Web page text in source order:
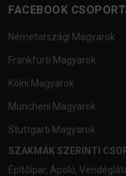
FACEBOOK
Németországi Magyarok
Frankfurti Magyarok
Kölni Magyarok
Müncheni Magyarok
Stuttgarti Magyarok
SZAKMÁK SZERINTI
Építőipar, Ápoló,